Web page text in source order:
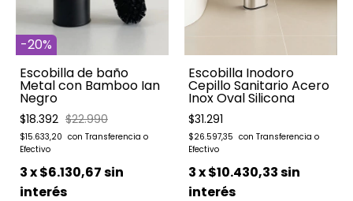
-20%
Escobilla de baño
Metal con Bamboo Ian
Negro
$18.392 $22.990
$15.633,20
3x$6.130,67sin
interés
Escobilla Inodoro
Cepillo Sanitario Acero
Inox Oval Silicona
$31.291
$26.597,35
3x$10.430,33sin
interés